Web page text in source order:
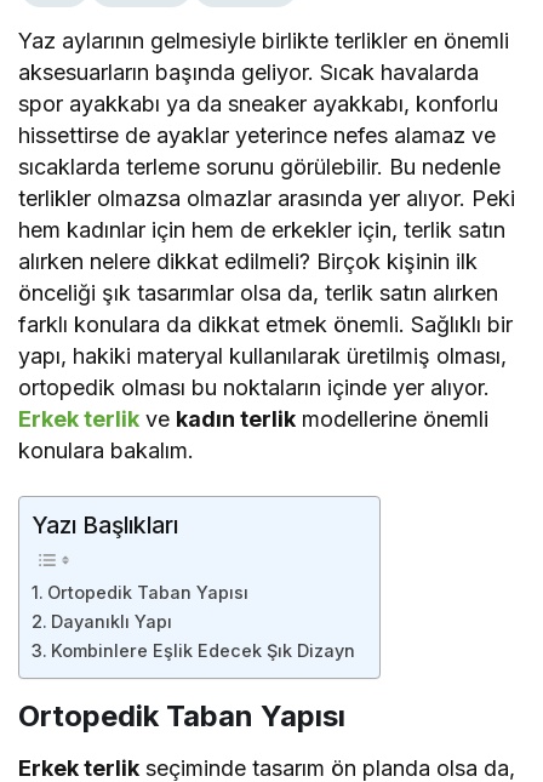
Yaz aylarının gelmesiyle birlikte terlikler en önemli
aksesuarların başında geliyor. Sıcak havalarda
spor ayakkabı ya da sneaker ayakkabı, konforlu
hissettirse de ayaklar yeterince nefes alamaz ve
sıcaklarda terleme sorunu görülebilir. Bu nedenle
terlikler olmazsa olmazlar arasında yer alıyor. Peki
hem kadınlar için hem de erkekler için, terlik satın
alırken nelere dikkat edilmeli? Birçok kişinin ilk
önceliği şık tasarımlar olsa da, terlik satın alırken
farklı konulara da dikkat etmek önemli. Sağlıklı bir
yapı, hakiki materyal kullanılarak üretilmiş olması,
ortopedik olması bu noktaların içinde yer alıyor.
Erkek terlik ve kadın terlik modellerine önemli
konulara bakalım.
Yazı Başlıkları
Ortopedik Taban Yapısı
Dayanıklı Yapı
Kombinlere Eşlik Edecek Şık Dizayn
Ortopedik Taban Yapısı
Erkek terlik seçiminde tasarım ön planda olsa da,